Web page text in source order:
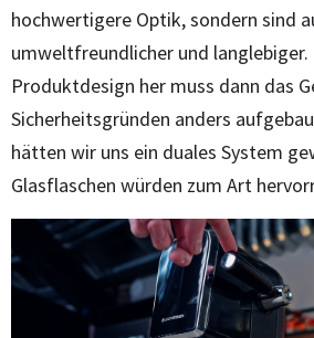
hochwertigere Optik, sondern sind
umweltfreundlicher und langlebiger.
Produktdesign her muss dann das
Sicherheitsgründen anders
hätten wir uns ein duales System
Glasflaschen würden zum Art